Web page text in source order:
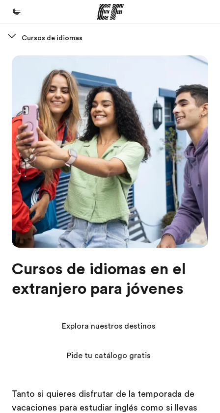
Bienvenido a EF
Programas
Ver todo lo que hacemos
Oficinas
Encuentra una oficina
Sobre nosotros
Quiénes somos
Trabajos
Únete al equipo
Cursos de idiomas
Cursos de idiomas en el
extranjero para jóvenes
Tanto si quieres disfrutar de la temporada de
vacaciones para estudiar inglés como si llevas
Explora nuestros destinos
Pide tu catálogo gratis